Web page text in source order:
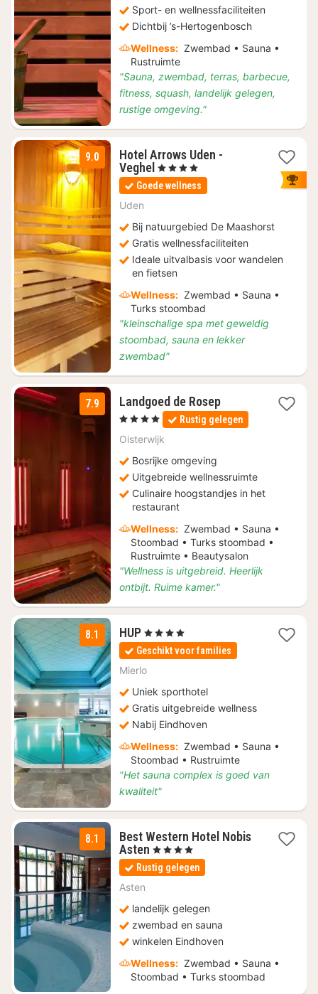
Sport- en wellnessfaciliteiten
Dichtbij ’s-Hertogenbosch
Wellness: Zwembad • Sauna •
Rustruimte
"Sauna, zwembad, terras, barbecue,
fitness, squash, landelijk gelegen,
rustige omgeving."
9.0
Hotel Arrows Uden -
Veghel 2
nachten
vanaf
, 4 Sterren
Goede wellness
Uden
Bij natuurgebied De Maashorst
Gratis wellnessfaciliteiten
Ideale uitvalbasis voor wandelen
en fietsen
Wellness: Zwembad • Sauna •
Turks stoombad
"kleinschalige spa met geweldig
stoombad, sauna en lekker
zwembad"
7.9 Landgoed de Rosep1
nacht
vanaf
, 4 Sterren Rustig gelegen
Oisterwijk
Bosrijke omgeving
Uitgebreide wellnessruimte
Culinaire hoogstandjes in het
restaurant
Wellness: Zwembad • Sauna •
Stoombad • Turks stoombad •
Rustruimte • Beautysalon
"Wellness is uitgebreid. Heerlijk
ontbijt. Ruime kamer."
8.1 HUP1
nacht
vanaf
€
, 4 Sterren
Geschikt voor families
Mierlo
Uniek sporthotel
Gratis uitgebreide wellness
Nabij Eindhoven
Wellness: Zwembad • Sauna •
Stoombad • Rustruimte
"Het sauna complex is goed van
kwaliteit"
8.1
Best Western Hotel Nobis
Asten 1
nacht
vanaf
, 4 Sterren
Rustig gelegen
Asten
landelijk gelegen
zwembad en sauna
winkelen Eindhoven
Wellness: Zwembad • Sauna •
Stoombad • Turks stoombad